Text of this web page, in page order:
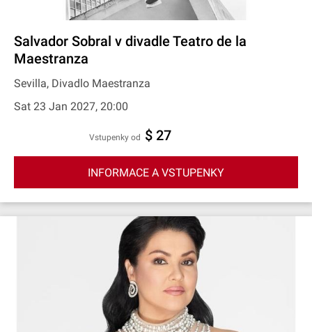
Salvador Sobral v divadle Teatro de la
Maestranza
Sevilla, Divadlo Maestranza
Sat 23 Jan 2027, 20:00
Vstupenky od $ 27
INFORMACE A VSTUPENKY